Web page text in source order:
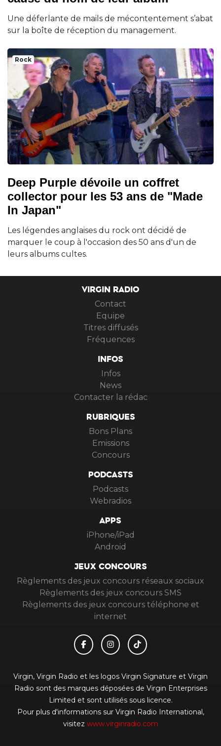
Une déferlante de mails de mécontentement s’abat
sur la boîte de réception du management.
Rock
Deep Purple dévoile un coffret
collector pour les 53 ans de "Made
In Japan"
Les légendes anglaises du rock ont décidé de
marquer le coup à l'occasion des 50 ans d'un de
leurs albums cultes.
VIRGIN RADIO
Contact
Equipe
Titres diffusés
Fréquences
INFOS
Infos
News
Contacter la rédac
RUBRIQUES
Bons Plans
Emissions
Concours
PODCASTS
Podcasts
Webradios
APPS
iPhone/iPad
Android
JEUX CONCOURS
Règlements des jeux concours réseaux sociaux
Règlements des jeux concours SMS
Règlements des jeux concours téléphone et
internet
Virgin, Virgin Radio et les logos Virgin Signature et Virgin
Radio sont des marques déposées de Virgin Enterprises
Limited et sont utilisés sous licence.
Pour plus d'informations sur Virgin Radio International,
visitez www.virginradio.com